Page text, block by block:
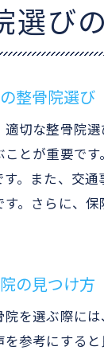
地元
宮崎市
神宮
交通
整骨
交通
神宮
整骨
交
整
選び
整骨院選び
切な整骨院
とが重要で
。また、交
。さらに、
の見つけ方
を選ぶ際に
参考にする